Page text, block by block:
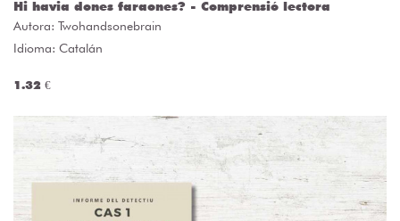
Hi havia dones faraones? - Comprensió lectora
Autora: Twohandsonebrain
Idioma: Catalán
1.32 €